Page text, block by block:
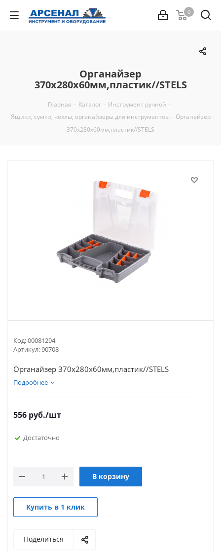
0
Органайзер
370х280х60мм,пластик//STELS
Главная - Каталог - Инструмент ручной -
Ящики, сумки, чехлы, органайзеры для инструментов - Органайзер
370х280х60мм,пластик//STELS
Код:00081294
Артикул:90708
Органайзер 370х280х60мм,пластик//STELS
Подробнее
556 руб./шт
Достаточно
В корзину
Купить в 1 клик
Поделиться